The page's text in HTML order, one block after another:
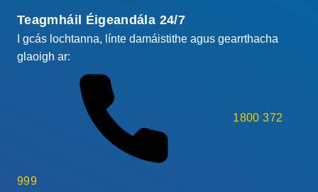
Teagmháil Éigeandála 24/7
I gcás lochtanna, línte damáistithe agus gearrthacha
glaoigh ar:
1800 372
999